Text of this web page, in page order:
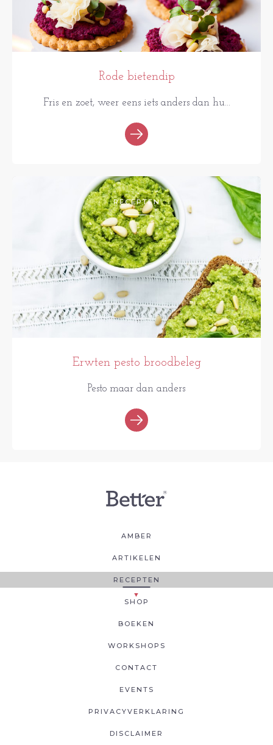
Rode bietendip
Fris en zoet, weer eens iets anders dan hu...
RECEPTEN
Erwten pesto broodbeleg
Pesto maar dan anders
AMBER
ARTIKELEN
RECEPTEN
SHOP
BOEKEN
WORKSHOPS
CONTACT
EVENTS
PRIVACYVERKLARING
DISCLAIMER